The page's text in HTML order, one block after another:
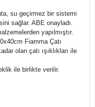
su geçirmez bir sistemi
sağlar. ABE onayladı.
yapılmıştır.
Fiamma Çatı
olan çatı ışıklıkları ile
ile birlikte verilir.